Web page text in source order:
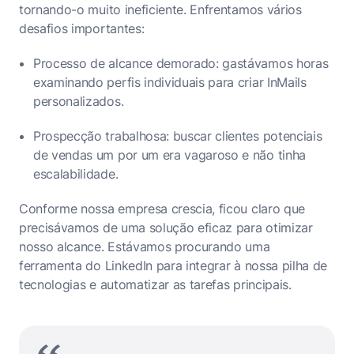
tornando-o muito ineficiente. Enfrentamos vários
desafios importantes:
Processo de alcance demorado: gastávamos horas
examinando perfis individuais para criar InMails
personalizados.
Prospecção trabalhosa: buscar clientes potenciais
de vendas um por um era vagaroso e não tinha
escalabilidade.
Conforme nossa empresa crescia, ficou claro que
precisávamos de uma solução eficaz para otimizar
nosso alcance. Estávamos procurando uma
ferramenta do LinkedIn para integrar à nossa pilha de
tecnologias e automatizar as tarefas principais.